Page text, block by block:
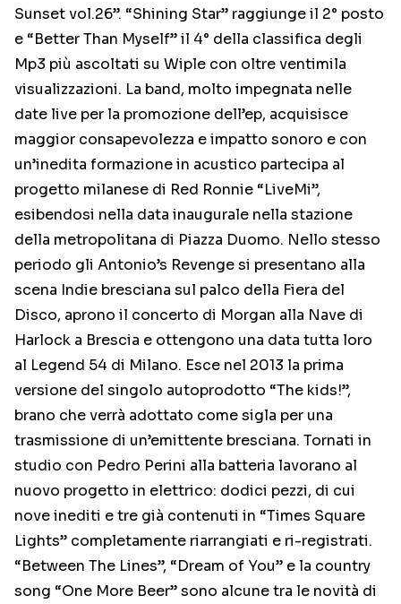
Sunset vol.26”. “Shining Star” raggiunge il 2° posto
e “Better Than Myself” il 4° della classifica degli
Mp3 più ascoltati su Wiple con oltre ventimila
visualizzazioni. La band, molto impegnata nelle
date live per la promozione dell’ep, acquisisce
maggior consapevolezza e impatto sonoro e con
un’inedita formazione in acustico partecipa al
progetto milanese di Red Ronnie “LiveMi”,
esibendosi nella data inaugurale nella stazione
della metropolitana di Piazza Duomo. Nello stesso
periodo gli Antonio’s Revenge si presentano alla
scena Indie bresciana sul palco della Fiera del
Disco, aprono il concerto di Morgan alla Nave di
Harlock a Brescia e ottengono una data tutta loro
al Legend 54 di Milano. Esce nel 2013 la prima
versione del singolo autoprodotto “The kids!”,
brano che verrà adottato come sigla per una
trasmissione di un’emittente bresciana. Tornati in
studio con Pedro Perini alla batteria lavorano al
nuovo progetto in elettrico: dodici pezzi, di cui
nove inediti e tre già contenuti in “Times Square
Lights” completamente riarrangiati e ri-registrati.
“Between The Lines”, “Dream of You” e la country
song “One More Beer” sono alcune tra le novità di